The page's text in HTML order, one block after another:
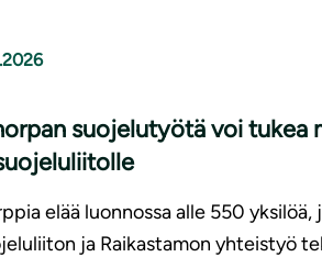
suojelutyötä voi tukea
elää luonnossa alle 550
ja Raikastamon yhteistyö